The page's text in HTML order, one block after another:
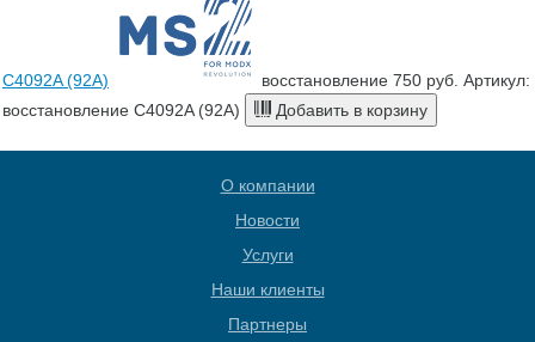
C4092A (92A) восстановление 750 руб. Артикул:
восстановление C4092A (92A)
Добавить в корзину
О компании
Новости
Услуги
Наши клиенты
Партнеры